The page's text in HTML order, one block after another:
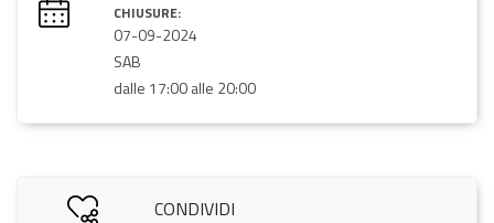
CHIUSURE:
07-09-2024
SAB
dalle 17:00 alle 20:00
CONDIVIDI